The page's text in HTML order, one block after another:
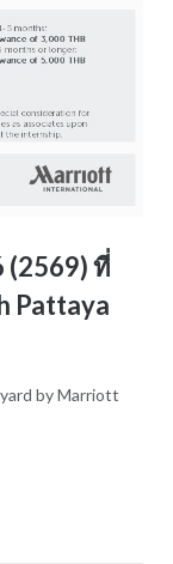
(2569) ที่
Pattaya
by Marriott